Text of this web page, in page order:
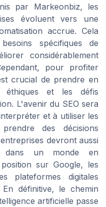
par Markeonbiz, les
évoluent vers une
accrue. Cela
spécifiques de
considérablement
pour profiter
crucial de prendre en
éthiques et les défis
L'avenir du SEO sera
et à utiliser les
des décisions
devront aussi
un monde en
sur Google, les
plateformes digitales
définitive, le chemin
artificielle passe